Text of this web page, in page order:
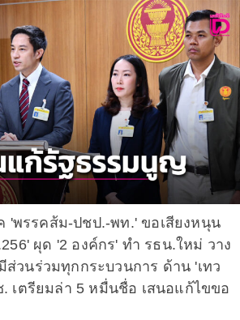
'พรรคส้ม-ปชป.-พท.' ขอเสียงหนุน
ผุด '2 องค์กร' ทำ รธน.ใหม่ วาง
วนร่วมทุกกระบวนการ ด้าน 'เทว
เตรียมล่า 5 หมื่นชื่อ เสนอแก้ไขขอ